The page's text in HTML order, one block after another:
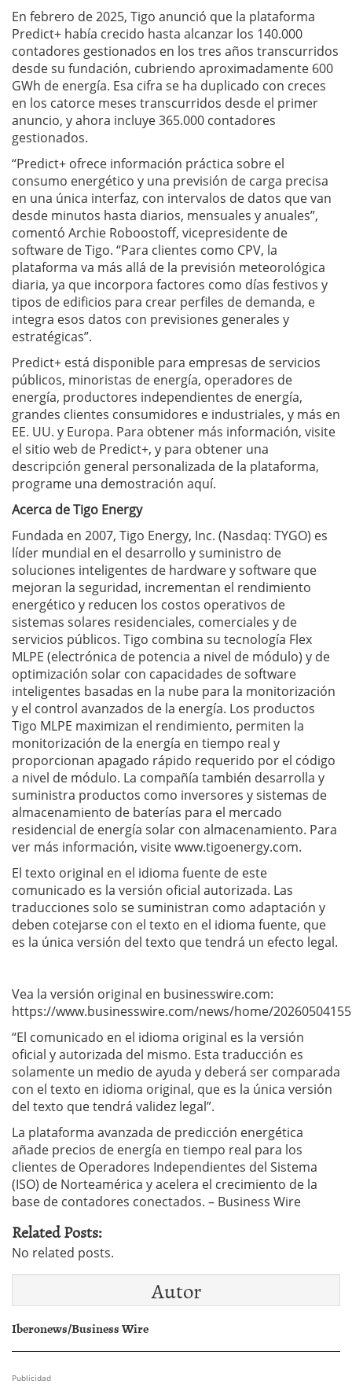
En febrero de 2025, Tigo anunció que la plataforma
Predict+ había crecido hasta alcanzar los 140.000
contadores gestionados en los tres años transcurridos
desde su fundación, cubriendo aproximadamente 600
GWh de energía. Esa cifra se ha duplicado con creces
en los catorce meses transcurridos desde el primer
anuncio, y ahora incluye 365.000 contadores
gestionados.
“Predict+ ofrece información práctica sobre el
consumo energético y una previsión de carga precisa
en una única interfaz, con intervalos de datos que van
desde minutos hasta diarios, mensuales y anuales”,
comentó Archie Roboostoff, vicepresidente de
software de Tigo. “Para clientes como CPV, la
plataforma va más allá de la previsión meteorológica
diaria, ya que incorpora factores como días festivos y
tipos de edificios para crear perfiles de demanda, e
integra esos datos con previsiones generales y
estratégicas”.
Predict+ está disponible para empresas de servicios
públicos, minoristas de energía, operadores de
energía, productores independientes de energía,
grandes clientes consumidores e industriales, y más en
EE. UU. y Europa. Para obtener más información, visite
el sitio web de Predict+, y para obtener una
descripción general personalizada de la plataforma,
programe una demostración aquí.
Acerca de Tigo Energy
Fundada en 2007, Tigo Energy, Inc. (Nasdaq: TYGO) es
líder mundial en el desarrollo y suministro de
soluciones inteligentes de hardware y software que
mejoran la seguridad, incrementan el rendimiento
energético y reducen los costos operativos de
sistemas solares residenciales, comerciales y de
servicios públicos. Tigo combina su tecnología Flex
MLPE (electrónica de potencia a nivel de módulo) y de
optimización solar con capacidades de software
inteligentes basadas en la nube para la monitorización
y el control avanzados de la energía. Los productos
Tigo MLPE maximizan el rendimiento, permiten la
monitorización de la energía en tiempo real y
proporcionan apagado rápido requerido por el código
a nivel de módulo. La compañía también desarrolla y
suministra productos como inversores y sistemas de
almacenamiento de baterías para el mercado
residencial de energía solar con almacenamiento. Para
ver más información, visite www.tigoenergy.com.
El texto original en el idioma fuente de este
comunicado es la versión oficial autorizada. Las
traducciones solo se suministran como adaptación y
deben cotejarse con el texto en el idioma fuente, que
es la única versión del texto que tendrá un efecto legal.
Vea la versión original en businesswire.com:
https://www.businesswire.com/news/home/
“El comunicado en el idioma original es la versión
oficial y autorizada del mismo. Esta traducción es
solamente un medio de ayuda y deberá ser comparada
con el texto en idioma original, que es la única versión
del texto que tendrá validez legal”.
La plataforma avanzada de predicción energética
añade precios de energía en tiempo real para los
clientes de Operadores Independientes del Sistema
(ISO) de Norteamérica y acelera el crecimiento de la
base de contadores conectados. – Business Wire
Related Posts:
No related posts.
Autor
Iberonews/Business Wire
Publicidad